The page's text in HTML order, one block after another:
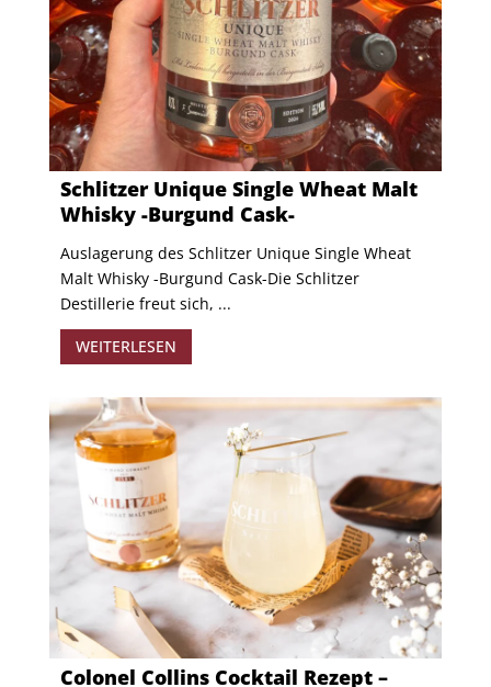
Schlitzer Unique Single Wheat Malt
Whisky -Burgund Cask-
Auslagerung des Schlitzer Unique Single Wheat
Malt Whisky -Burgund Cask- ​Die Schlitzer
Destillerie freut sich, ...
WEITERLESEN
Colonel Collins Cocktail Rezept –